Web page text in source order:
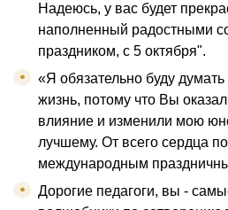
Надеюсь, у вас будет
наполненный радостными
праздником, с 5 октября".
«Я обязательно буду
жизнь, потому что Вы
влияние и изменили мою
лучшему. От всего сердца
международным
Дорогие педагоги, вы -